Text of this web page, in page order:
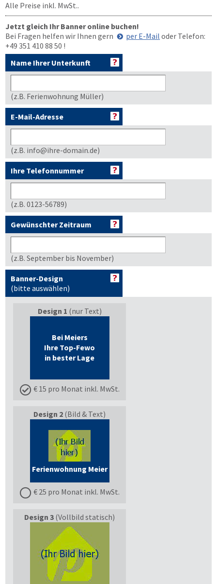
Alle Preise inkl. MwSt..
Jetzt gleich Ihr Banner online buchen!
Bei Fragen helfen wir Ihnen gern
per E-Mail oder Telefon:
+49 351 410 88 50 !
Name Ihrer Unterkunft
(z.B. Ferienwohnung Müller)
E-Mail-Adresse
(z.B. info@ihre-domain.de)
Ihre Telefonnummer
(z.B. 0123-56789)
Gewünschter Zeitraum
(z.B. September bis November)
Banner-Design
(bitte auswählen)
Design 1 (nur Text)
Bei Meiers
Ihre Top-Fewo
in bester Lage
€ 15 pro Monat inkl. MwSt.
Design 2 (Bild & Text)
Ferienwohnung Meier
€ 25 pro Monat inkl. MwSt.
Design 3 (Vollbild statisch)